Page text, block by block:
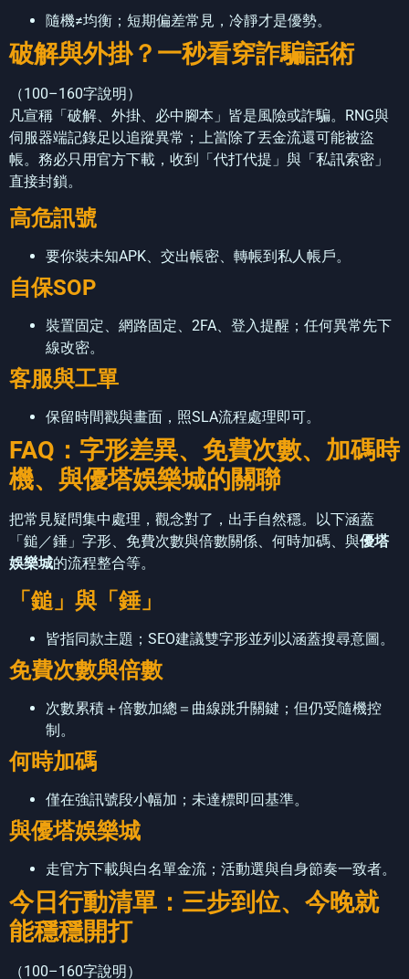
隨機≠均衡；短期偏差常見，冷靜才是優勢。
破解與外掛？一秒看穿詐騙話術
（100–160字說明）
凡宣稱「破解、外掛、必中腳本」皆是風險或詐騙。RNG與
伺服器端記錄足以追蹤異常；上當除了丟金流還可能被盜
帳。務必只用官方下載，收到「代打代提」與「私訊索密」
直接封鎖。
高危訊號
要你裝未知APK、交出帳密、轉帳到私人帳戶。
自保SOP
裝置固定、網路固定、2FA、登入提醒；任何異常先下
線改密。
客服與工單
保留時間戳與畫面，照SLA流程處理即可。
FAQ：字形差異、免費次數、加碼時
機、與優塔娛樂城的關聯
把常見疑問集中處理，觀念對了，出手自然穩。以下涵蓋
「鎚／錘」字形、免費次數與倍數關係、何時加碼、與優塔
娛樂城的流程整合等。
「鎚」與「錘」
皆指同款主題；SEO建議雙字形並列以涵蓋搜尋意圖。
免費次數與倍數
次數累積＋倍數加總＝曲線跳升關鍵；但仍受隨機控
制。
何時加碼
僅在強訊號段小幅加；未達標即回基準。
與優塔娛樂城
走官方下載與白名單金流；活動選與自身節奏一致者。
今日行動清單：三步到位、今晚就
能穩穩開打
（100–160字說明）